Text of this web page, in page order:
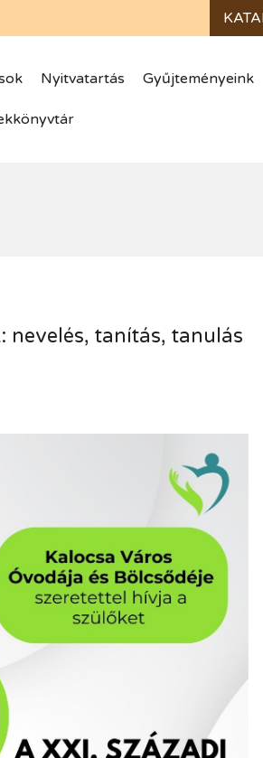
Nyitvatartás Gyűjteményeink
nevelés, tanítás, tanulás